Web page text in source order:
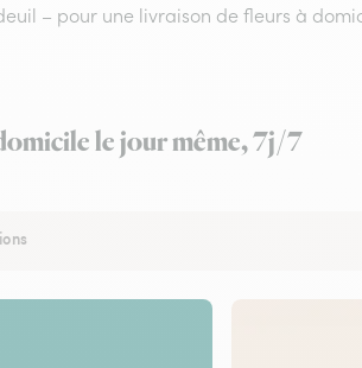
– pour une livraison de fleurs à
le jour même, 7j/7